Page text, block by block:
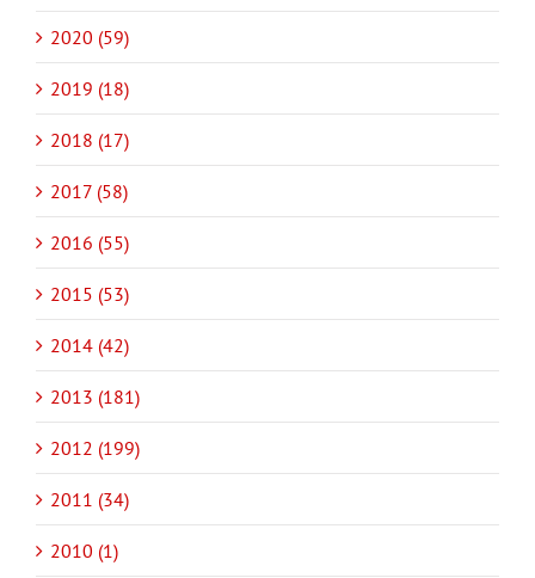
2020 (59)
2019 (18)
2018 (17)
2017 (58)
2016 (55)
2015 (53)
2014 (42)
2013 (181)
2012 (199)
2011 (34)
2010 (1)